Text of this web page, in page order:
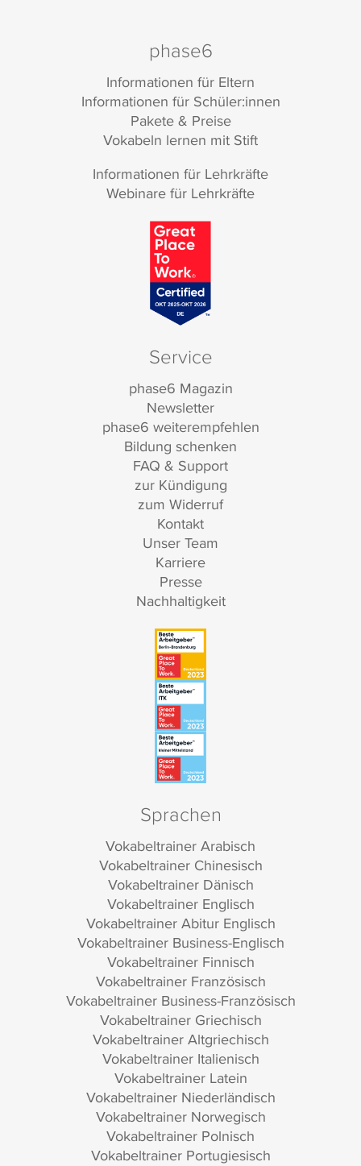
phase6
Informationen für Eltern
Informationen für Schüler:innen
Pakete & Preise
Vokabeln lernen mit Stift
Informationen für Lehrkräfte
Webinare für Lehrkräfte
Service
phase6 Magazin
Newsletter
phase6 weiterempfehlen
Bildung schenken
FAQ & Support
zur Kündigung
zum Widerruf
Kontakt
Unser Team
Karriere
Presse
Nachhaltigkeit
Sprachen
Vokabeltrainer Arabisch
Vokabeltrainer Chinesisch
Vokabeltrainer Dänisch
Vokabeltrainer Englisch
Vokabeltrainer Abitur Englisch
Vokabeltrainer Business-Englisch
Vokabeltrainer Finnisch
Vokabeltrainer Französisch
Vokabeltrainer Business-Französisch
Vokabeltrainer Griechisch
Vokabeltrainer Altgriechisch
Vokabeltrainer Italienisch
Vokabeltrainer Latein
Vokabeltrainer Niederländisch
Vokabeltrainer Norwegisch
Vokabeltrainer Polnisch
Vokabeltrainer Portugiesisch